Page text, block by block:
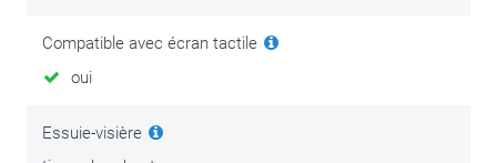
Compatible avec écran tactile
oui
Essuie-visière